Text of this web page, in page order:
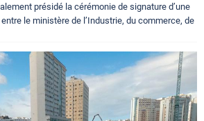
présidé la cérémonie de signature d’une
le ministère de l’Industrie, du commerce, de